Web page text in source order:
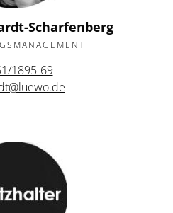
Scharfenberg
1895-69